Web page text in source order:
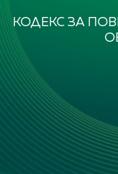
КОДЕКС ЗА